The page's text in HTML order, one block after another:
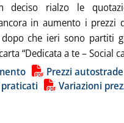
deciso rialzo le
in aumento i prezzi
che ieri sono partiti
“Dedicata a te – Social
Prezzi autostrade
praticati
Variazioni